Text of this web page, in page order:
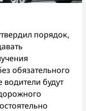
порядок,
обязательного
будут